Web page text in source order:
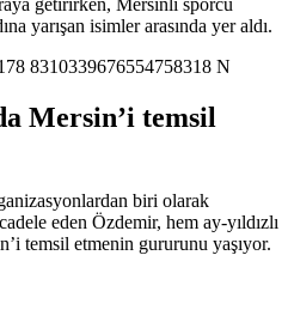
yarışan isimler arasında yer aldı.
Mersin’i temsil
biri olarak
eden Özdemir, hem ay-yıldızlı
temsil etmenin gururunu yaşıyor.